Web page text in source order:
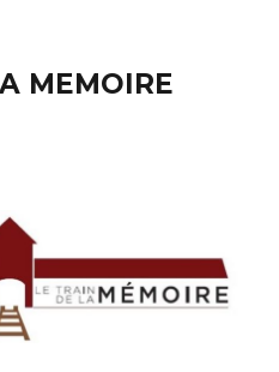
MEMOIRE